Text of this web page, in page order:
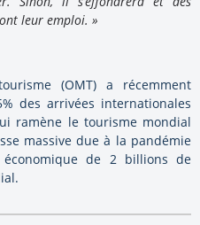
leur emploi. »
(OMT) a récemment
des arrivées internationales
ramène le tourisme mondial
massive due à la pandémie
de 2 billions de